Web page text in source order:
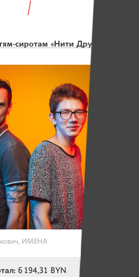
сиротам «Нити Дружбы»
ИМЕНА
6 194,31 BYN